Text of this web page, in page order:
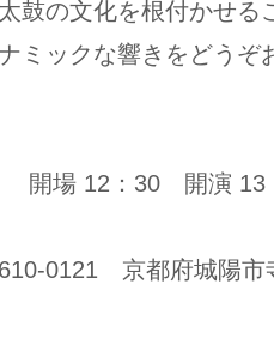
鼓の文化を根付かせる
ミックな響きをどうぞ
開場 12：30 開演 13
0121 京都府城陽市